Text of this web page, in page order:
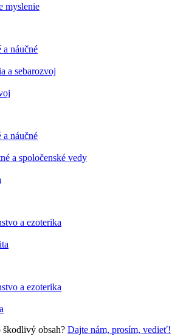
myslenie
a náučné
a sebarozvoj
a náučné
a spoločenské vedy
a ezoterika
a ezoterika
škodlivý obsah? Dajte nám, prosím, vedieť!